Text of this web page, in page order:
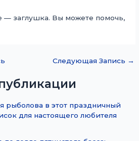
— заглушка. Вы можете помочь,
Следующая Запись →
рыболова в этот праздничный
для настоящего любителя